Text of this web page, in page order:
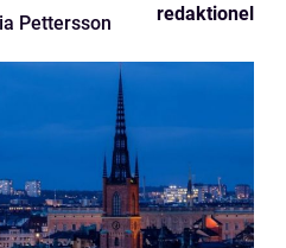
Pettersson redaktionel